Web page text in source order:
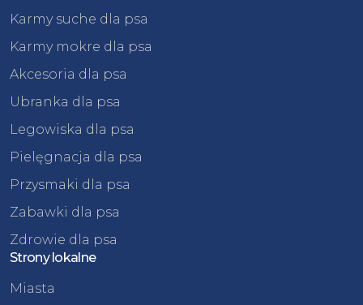
Karmy suche dla psa
Karmy mokre dla psa
Akcesoria dla psa
Ubranka dla psa
Legowiska dla psa
Pielęgnacja dla psa
Przysmaki dla psa
Zabawki dla psa
Zdrowie dla psa
Strony lokalne
Miasta